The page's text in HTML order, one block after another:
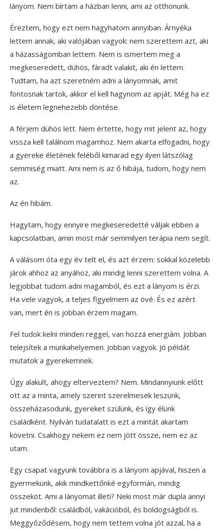
lányom. Nem bírtam a házban lenni, ami az otthonunk.
Éreztem, hogy ezt nem hagyhatom annyiban. Árnyéka
lettem annak, aki valójában vagyok: nem szerettem azt, aki
a házasságomban lettem. Nem is ismertem meg a
megkeseredett, dühös, fáradt valakit, aki én lettem.
Tudtam, ha azt szeretném adni a lányomnak, amit
fontosnak tartok, akkor el kell hagynom az apját. Még ha ez
is életem legnehezebb döntése.
A férjem dühös lett. Nem értette, hogy mit jelent az, hogy
vissza kell találnom magamhoz. Nem akarta elfogadni, hogy
a gyereke életének feléből kimarad egy ilyen látszólag
semmiség miatt. Ami nem is az ő hibája, tudom, hogy nem
az.
Az én hibám.
Hagytam, hogy ennyire megkeseredetté váljak ebben a
kapcsolatban, amin most már semmilyen terápia nem segít.
A válásom óta egy év telt el, és azt érzem: sokkal közelebb
járok ahhoz az anyához, aki mindig lenni szerettem volna. A
legjobbat tudom adni magamból, és ezt a lányom is érzi.
Ha vele vagyok, a teljes figyelmem az övé. És ez azért
van, mert én is jobban érzem magam.
Fel tudok kelni minden reggel, van hozzá energiám. Jobban
telejsítek a munkahelyemen. Jobban vagyok. Jó példát
mutatok a gyerekemnek.
Úgy alakult, ahogy elterveztem? Nem. Mindannyiunk előtt
ott az a minta, amely szerint szerelmesek leszünk,
összeházasodunk, gyereket szülünk, és így élünk
családként. Nyilván tudatalatt is ezt a mintát akartam
követni. Csakhogy nekem ez nem jött össze, nem ez az
utam.
Egy csapat vagyunk továbbra is a lányom apjával, hiszen a
gyermekünk, akik mindkettőnké egyformán, mindig
összeköt. Ami a lányomat illeti? Neki most már dupla annyi
jut mindenből: családból, vakációból, és boldogságból is.
Meggyőződésem, hogy nem tettem volna jót azzal, ha a